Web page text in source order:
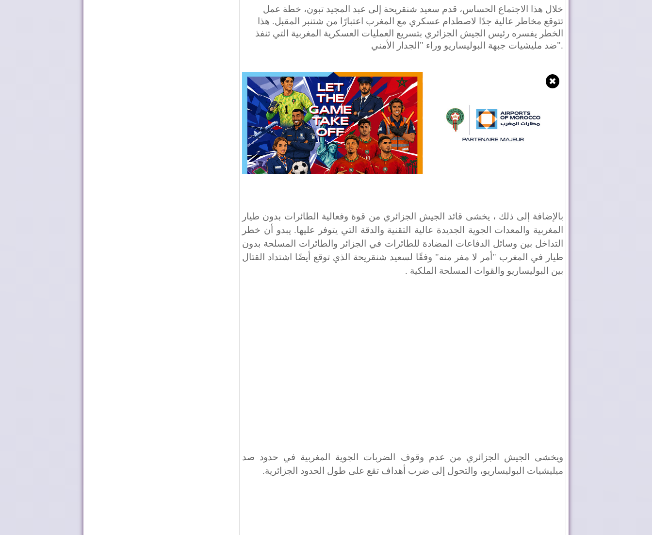
خلال هذا الاجتماع الحساس، قدم سعيد شنقريحة إلى عبد المجيد تبون، خطة عمل
تتوقع مخاطر عالية جدًا لاصطدام عسكري مع المغرب اعتبارًا من شتنبر المقبل. هذا
الخطر يفسره رئيس الجيش الجزائري بتسريع العمليات العسكرية المغربية التي تنفذ
ضد مليشيات جبهة البوليساريو وراء "الجدار الأمني".
✖
بالإضافة إلى ذلك ، يخشى قائد الجيش الجزائري من قوة وفعالية الطائرات بدون طيار
المغربية والمعدات الجوية الجديدة عالية التقنية والدقة التي يتوفر عليها. يبدو أن خطر
التداخل بين وسائل الدفاعات المضادة للطائرات في الجزائر والطائرات المسلحة بدون
طيار في المغرب "أمر لا مفر منه" وفقًا لسعيد شنقريحة الذي توقع أيضًا اشتداد القتال
بين البوليساريو والقوات المسلحة الملكية .
ويخشى الجيش الجزائري من عدم وقوف الضربات الجوية المغربية في حدود صد
ميليشيات البوليساريو، والتحول إلى ضرب أهداف تقع على طول الحدود الجزائرية.